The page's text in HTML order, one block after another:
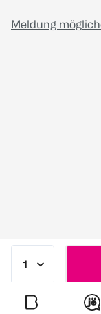
Meldung